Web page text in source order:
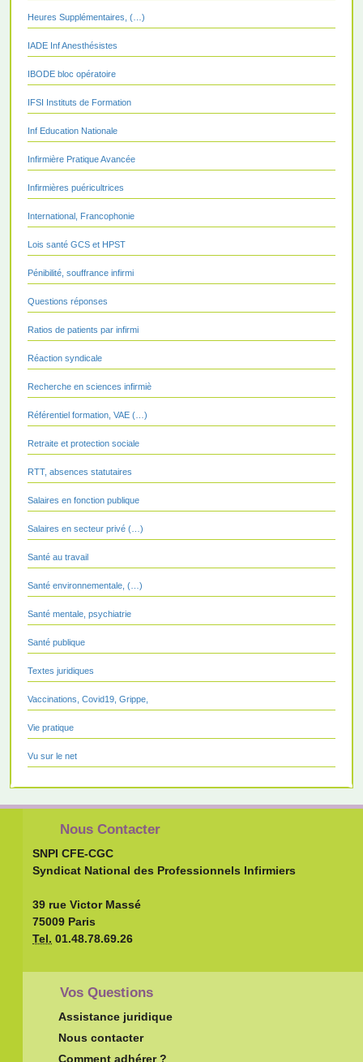
Heures Supplémentaires, (…)
IADE Inf Anesthésistes
IBODE bloc opératoire
IFSI Instituts de Formation
Inf Education Nationale
Infirmière Pratique Avancée
Infirmières puéricultrices
International, Francophonie
Lois santé GCS et HPST
Pénibilité, souffrance infirmi
Questions réponses
Ratios de patients par infirmi
Réaction syndicale
Recherche en sciences infirmiè
Référentiel formation, VAE (…)
Retraite et protection sociale
RTT, absences statutaires
Salaires en fonction publique
Salaires en secteur privé (…)
Santé au travail
Santé environnementale, (…)
Santé mentale, psychiatrie
Santé publique
Textes juridiques
Vaccinations, Covid19, Grippe,
Vie pratique
Vu sur le net
Nous Contacter
SNPI CFE-CGC
Syndicat National des Professionnels Infirmiers
39 rue Victor Massé
75009 Paris
Tel. 01.48.78.69.26
Vos Questions
Assistance juridique
Nous contacter
Comment adhérer ?